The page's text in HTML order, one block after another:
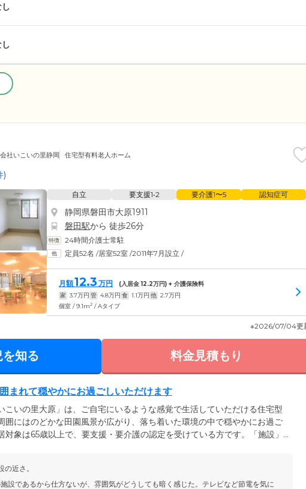
社いこいの里静岡 住宅型有料老人ホーム
)
自立 要支援1•2 要介護1〜5 認知症可
静岡県磐田市大原1911
磐田駅から 徒歩26分
24時間介護士常駐
定員52名 /居室52室 /2011年7月設立 /
月額12.3 万円 (入居金12.2万円) + 介護保険料
家 3.7万円 管 4.8万円 食 1.1万円 他 2.7万円
個室 / 9.1m2 / Aタイプ
※2026/07/04更
知る 料金見積もり
まれて穏やかにお過ごしいただけます
こいの里大原」は、ご自宅にいるような感覚で生活していただける住宅型
囲にはのどかな田園風景が広がり、落ち着いた環境の中で穏やかにお過ご
対象は65歳以上で、要支援・要介護の認定を受けている方です。「施設」
スタッフまでお気軽にお申し付けください。
の近さ。
設であるから仕方ないが、雰囲気がどうしても暗く感じた。テレビなど節電を気に